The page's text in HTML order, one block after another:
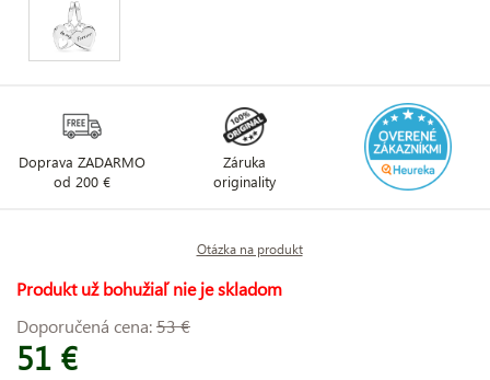
Doprava ZADARMO
od 200 €
Záruka
originality
Otázka na produkt
Produkt už bohužiaľ nie je skladom
Doporučená cena:53 €
51 €